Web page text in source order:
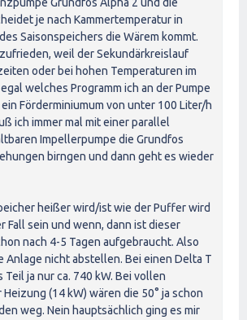
je nach Kammertemperatur in
Saisonspeichers die Wärem kommt.
weil der Sekundärkreislauf
oder bei hohen Temperaturen im
welches Programm ich an der Pumpe
Förderminiumum von unter 100 Liter/h
ich immer mal mit einer parallel
Impellerpumpe die Grundfos
birngen und dann geht es wieder
heißer wird/ist wie der Puffer wird
Fall sein und wenn, dann ist dieser
nach 4-5 Tagen aufgebraucht. Also
Anlage nicht abstellen. Bei einen Delta T
Teil ja nur ca. 740 kW. Bei vollen
(14 kW) wären die 50° ja schon
weg. Nein hauptsächlich ging es mir